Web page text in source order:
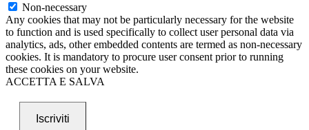
Non-necessary
Any cookies that may not be particularly necessary for the website
to function and is used specifically to collect user personal data via
analytics, ads, other embedded contents are termed as non-necessary
cookies. It is mandatory to procure user consent prior to running
these cookies on your website.
ACCETTA E SALVA
Iscriviti